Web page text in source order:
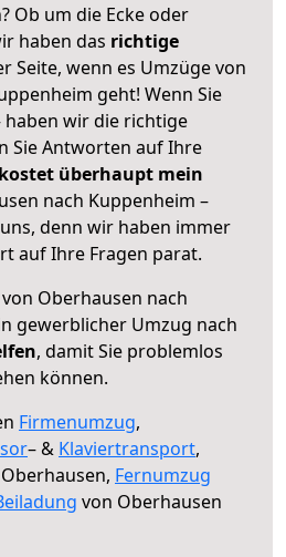
Ob um die Ecke oder
haben das richtige
Seite, wenn es Umzüge von
geht! Wenn Sie
wir die richtige
Sie Antworten auf Ihre
überhaupt mein
nach Kuppenheim –
denn wir haben immer
auf Ihre Fragen parat.
von Oberhausen nach
gewerblicher Umzug nach
, damit Sie problemlos
können.
Firmenumzug,
– & Klaviertransport,
Fernumzug
von Oberhausen